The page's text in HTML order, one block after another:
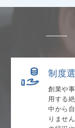
制度
創業や
用する
中から
りませ